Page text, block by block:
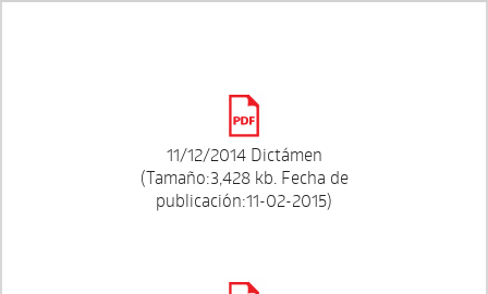
11/12/2014 Dictámen
(Tamaño:3,428 kb. Fecha de
publicación:11-02-2015)